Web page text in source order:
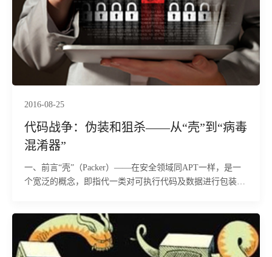
2016-08-25
代码战争：伪装和狙杀——从“壳”到“病毒
混淆器”
一、前言“壳”（Packer）——在安全领域同APT一样，是一
个宽泛的概念，即指代一类对可执行代码及数据进行包装已